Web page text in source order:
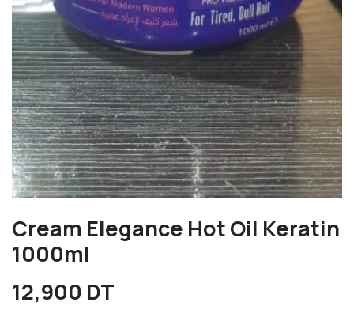
Cream Elegance Hot Oil Keratin
1000ml
12,900 DT